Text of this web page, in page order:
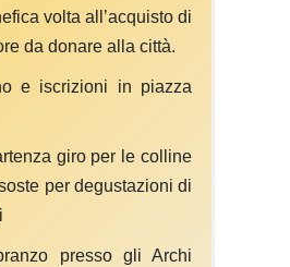
volta all’acquisto di
da donare alla città.
e iscrizioni in piazza
giro per le colline
per degustazioni di
presso gli Archi